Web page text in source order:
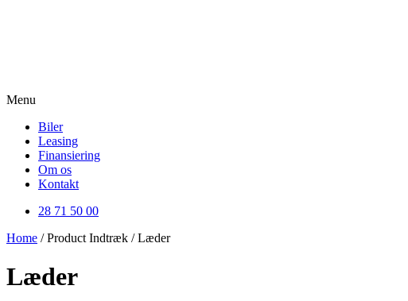
Menu
Biler
Leasing
Finansiering
Om os
Kontakt
28 71 50 00
Home / Product Indtræk / Læder
Læder